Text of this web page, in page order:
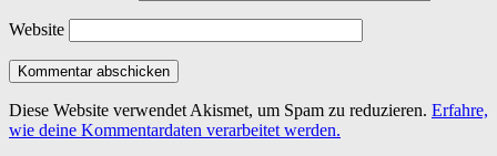
Website
Diese Website verwendet Akismet, um Spam zu reduzieren. Erfahre,
wie deine Kommentardaten verarbeitet werden.